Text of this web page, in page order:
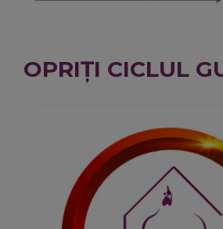
OPRIȚI CICLUL